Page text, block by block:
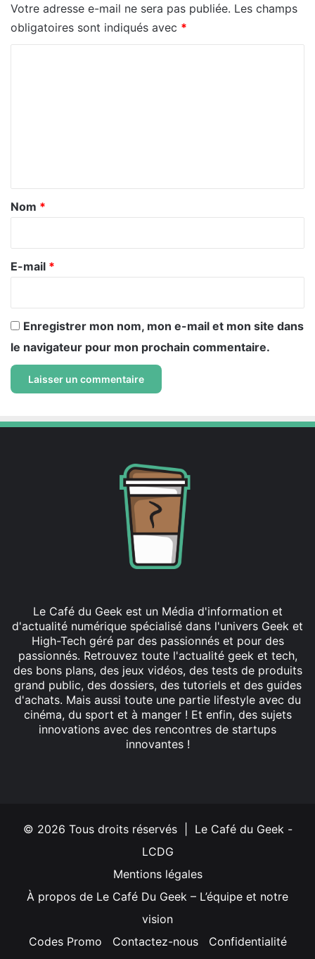
Votre adresse e-mail ne sera pas publiée. Les champs
obligatoires sont indiqués avec *
a
e
Nom *
E-mail *
Enregistrer mon nom, mon e-mail et mon site dans
le navigateur pour mon prochain commentaire.
Le Café du Geek est un Média d'information et
d'actualité numérique spécialisé dans l'univers Geek et
High-Tech géré par des passionnés et pour des
passionnés. Retrouvez toute l'actualité geek et tech,
des bons plans, des jeux vidéos, des tests de produits
grand public, des dossiers, des tutoriels et des guides
d'achats. Mais aussi toute une partie lifestyle avec du
cinéma, du sport et à manger ! Et enfin, des sujets
innovations avec des rencontres de startups
innovantes !
© 2026 Tous droits réservés | Le Café du Geek -
LCDG
Mentions légales
À propos de Le Café Du Geek – L’équipe et notre
vision
Codes Promo
Contactez-nous Confidentialité